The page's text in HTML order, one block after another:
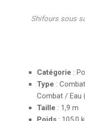
Shifours sous
Catégorie :
Type :
Combat / Eau
Taille : 1,9 m